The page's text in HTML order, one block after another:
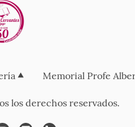
Memorial Profe
los derechos reservados.